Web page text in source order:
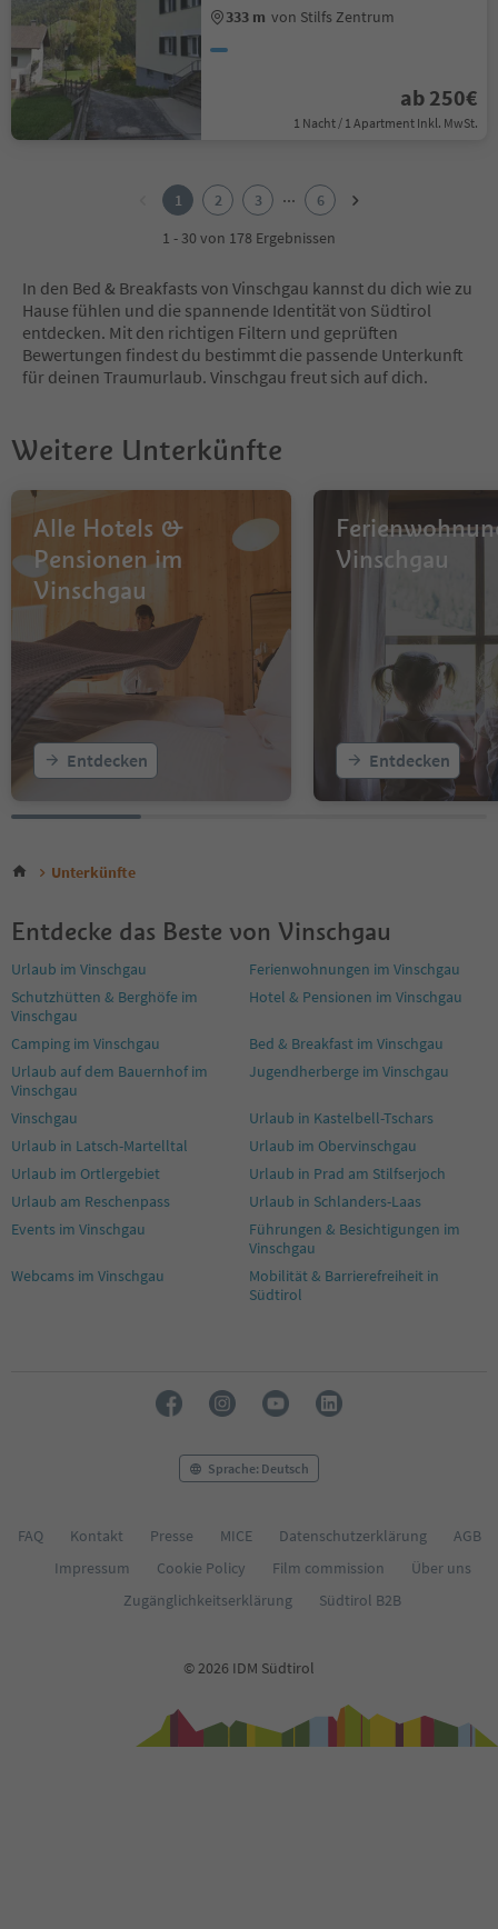
333 m von Stilfs Zentrum
ab 250€
1 Nacht / 1 Apartment Inkl. MwSt.
1 2 3 ...
6
1 - 30 von 178 Ergebnissen
In den Bed & Breakfasts von Vinschgau kannst du dich wie zu
Hause fühlen und die spannende Identität von Südtirol
entdecken. Mit den richtigen Filtern und geprüften
Bewertungen findest du bestimmt die passende Unterkunft
für deinen Traumurlaub. Vinschgau freut sich auf dich.
Weitere Unterkünfte
Alle Hotels &
Pensionen im
Vinschgau
Entdecken
Vinschgau
Entdecken
Unterkünfte
Entdecke das Beste von Vinschgau
Urlaub im Vinschgau
Ferienwohnungen im Vinschgau
Schutzhütten & Berghöfe im
Vinschgau
Hotel & Pensionen im Vinschgau
Camping im Vinschgau
Bed & Breakfast im Vinschgau
Urlaub auf dem Bauernhof im
Vinschgau
Jugendherberge im Vinschgau
Vinschgau
Urlaub in Kastelbell-Tschars
Urlaub in Latsch-Martelltal
Urlaub im Obervinschgau
Urlaub im Ortlergebiet
Urlaub in Prad am Stilfserjoch
Urlaub am Reschenpass
Urlaub in Schlanders-Laas
Events im Vinschgau
Führungen & Besichtigungen im
Vinschgau
Webcams im Vinschgau
Mobilität & Barrierefreiheit in
Südtirol
Sprache: Deutsch
FAQ Kontakt Presse MICE Datenschutzerklärung
AGB
Impressum
Cookie Policy Film commission
Über uns
Zugänglichkeitserklärung
Südtirol B2B
© 2026 IDM Südtirol